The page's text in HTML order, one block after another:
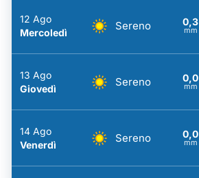
12 Ago
Mercoledì
Sereno 0,3
mm
13 Ago
Giovedì
Sereno 0,0
mm
14 Ago
Venerdì
Sereno 0,0
mm